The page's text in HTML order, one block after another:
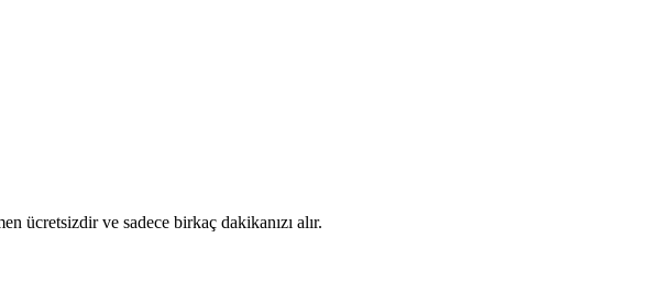
ücretsizdir ve sadece birkaç dakikanızı alır.